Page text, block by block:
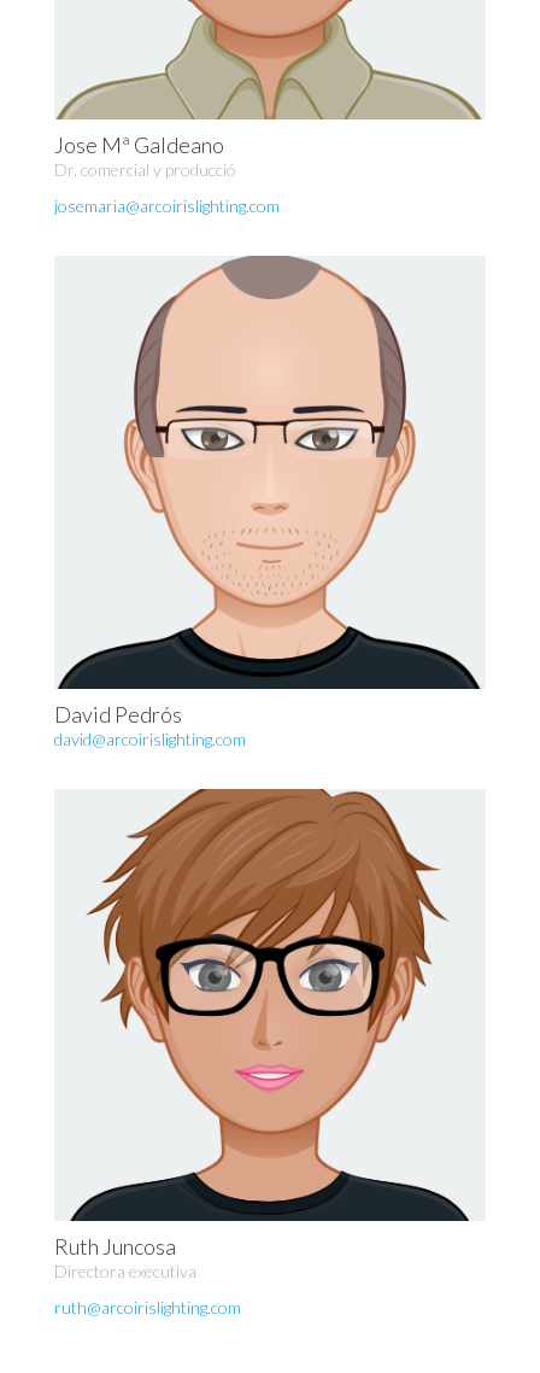
Jose Mª Galdeano
Dr. comercial y producció
josemaria@arcoirislighting.com
David Pedrós
david@arcoirislighting.com
Ruth Juncosa
Directora executiva
ruth@arcoirislighting.com